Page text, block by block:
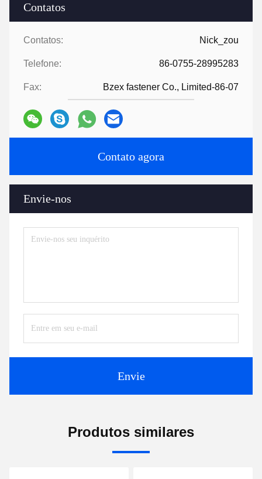
Contatos
Contatos: Nick_zou
Telefone: 86-0755-28995283
Fax: Bzex fastener Co., Limited-86-07
Contato agora
Envie-nos
Envie
Produtos similares